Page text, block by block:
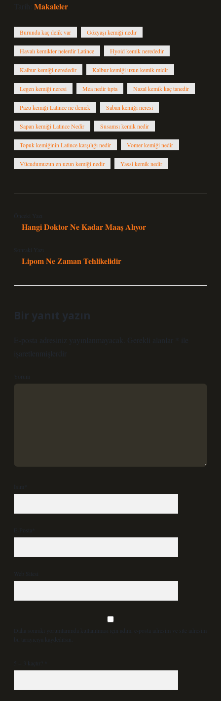
Tarih: Makaleler
Burunda kaç delik var Gözyaşı kemiği nedir
Havalı kemikler nelerdir Latince Hyoid kemik nerededir
Kalbur kemiği nerededir Kalbur kemiği uzun kemik midir
Legen kemiği neresi Mea nedir tıpta Nazal kemik kaç tanedir
Pazu kemiği Latince ne demek Saban kemiği neresi
Sapan kemiği Latince Nedir Susamsı kemik nedir
Topuk kemiğinin Latince karşılığı nedir Vomer kemiği nedir
Vücudumuzun en uzun kemiği nedir Yassi kemik nedir
Önceki Yazı
Hangi Doktor Ne Kadar Maaş Alıyor
Sonraki Yazı
Lipom Ne Zaman Tehlikelidir
Bir yanıt yazın
E-posta adresiniz yayınlanmayacak. Gerekli alanlar
ile
işaretlenmişlerdir
Yorum
İsim*
E-Posta*
Web Sitesi
Daha sonraki yorumlarımda kullanılması için adım, e-posta adresim ve site adresim
bu tarayıcıya kaydedilsin.
5 + 3 kaçtır?